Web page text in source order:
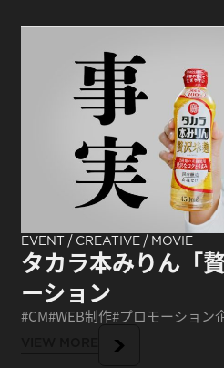
EVENT/CREATIVE/MOVIE
タカラ本みりん「
ーション
CM WEB制作 プロモーション